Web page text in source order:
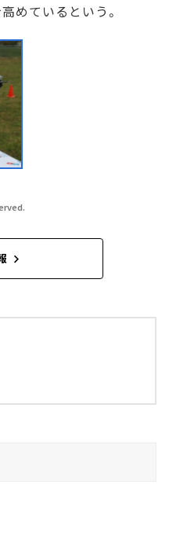
めているという。